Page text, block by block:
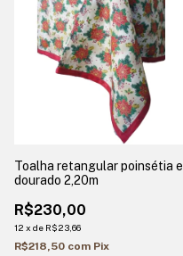
Toalha retangular poinsétia e
dourado 2,20m
R$230,00
12 x de R$23,66
R$218,50 com Pix